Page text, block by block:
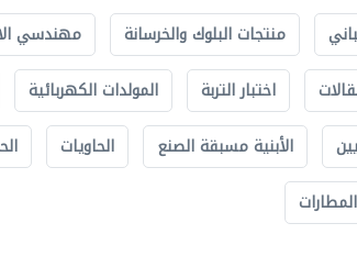
منتجات البلوك والخرسانة مهندسي
اختبار التربة المولدات الكهربائية
الأبنية مسبقة الصنع الحاويات